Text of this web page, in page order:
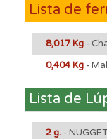
Lista de
8,017 Kg -
0,404 Kg -
Lista de
2 g. - NUGGET